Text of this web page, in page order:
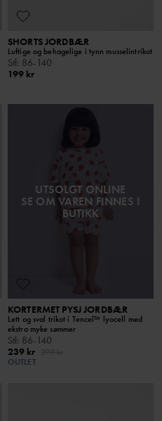
SHORTS JORDBÆR
Luftige og behagelige i tynn musselintrikot
Stl: 86-140
199 kr
UTSOLGT ONLINE
SE OM VAREN FINNES I
BUTIKK
KORTERMET PYSJ JORDBÆR
Lett og sval trikot i Tencel™ lyocell med
ekstra myke sømmer
Stl: 86-140
239 kr
OUTLET